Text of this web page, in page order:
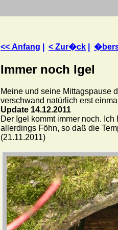
<< Anfang < Zur�ck
Immer noch Igel
Meine und seine Mittagspause
verschwand natürlich erst
Update 14.12.2011
Der Igel kommt immer noch.
allerdings Föhn, so daß die
(21.11.2011)